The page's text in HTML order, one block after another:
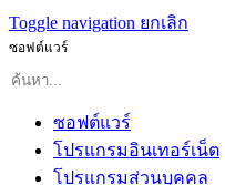
Toggle navigation ยกเลิก
ซอฟต์แวร์
ซอฟต์แวร์
โปรแกรมอินเทอร์เน็ต
โปรแกรมส่วนบุคคล